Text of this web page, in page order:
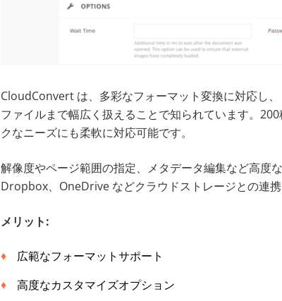
CloudConvert は、多彩なフォーマット変換に対応し
ファイルまで幅広く扱えることで知られています。
クなニーズにも柔軟に対応可能です。
解像度やページ範囲の指定、メタデータ編集など高度
Dropbox、OneDrive などクラウドストレージとの連携
メリット:
広範なフォーマットサポート
高度なカスタマイズオプション